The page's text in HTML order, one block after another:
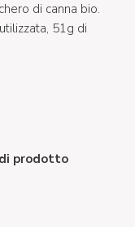
di canna bio.
51g di
prodotto